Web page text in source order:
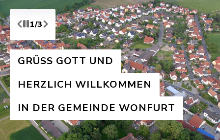
GRÜSS GOTT UND
HERZLICH WILLKOMMEN
IN DER GEMEINDE WONFURT
1/3